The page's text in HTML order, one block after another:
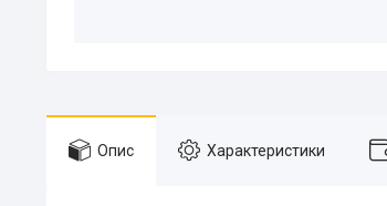
Опис Характеристики